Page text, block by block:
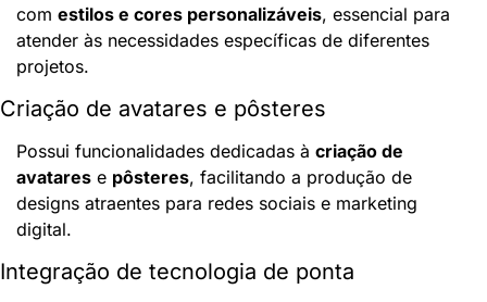
com estilos e cores personalizáveis, essencial para
atender às necessidades específicas de diferentes
projetos.
Criação de avatares e pôsteres
Possui funcionalidades dedicadas à criação de
avatares e pôsteres, facilitando a produção de
designs atraentes para redes sociais e marketing
digital.
Integração de tecnologia de ponta